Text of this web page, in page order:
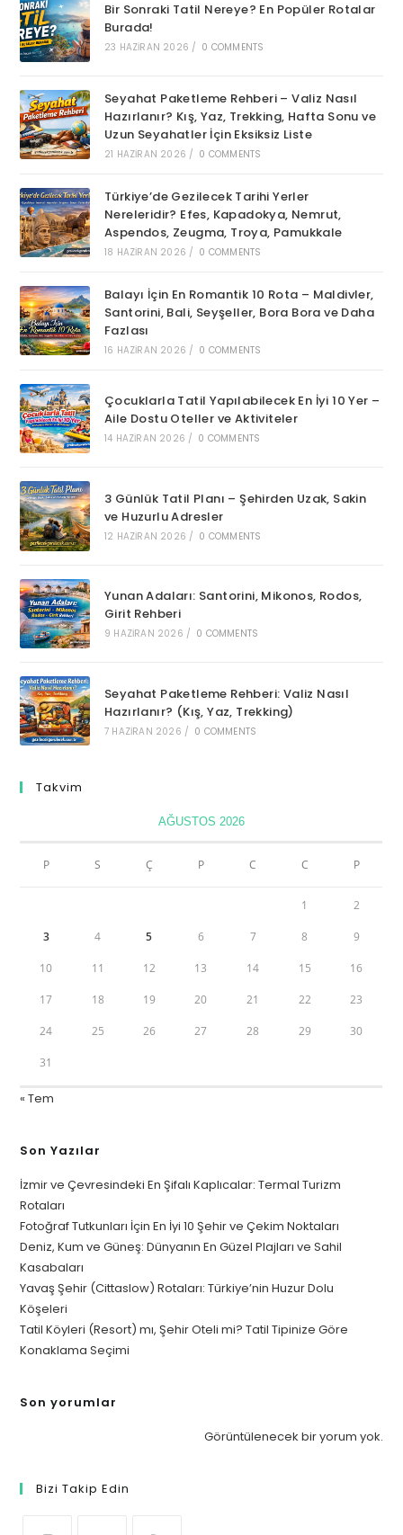
Bir Sonraki Tatil Nereye? En Popüler Rotalar
Burada!
23 HAZIRAN 2026 / 0 COMMENTS
Seyahat Paketleme Rehberi – Valiz Nasıl
Hazırlanır? Kış, Yaz, Trekking, Hafta Sonu ve
Uzun Seyahatler İçin Eksiksiz Liste
21 HAZIRAN 2026 / 0 COMMENTS
Türkiye’de Gezilecek Tarihi Yerler
Nereleridir? Efes, Kapadokya, Nemrut,
Aspendos, Zeugma, Troya, Pamukkale
18 HAZIRAN 2026 / 0 COMMENTS
Balayı İçin En Romantik 10 Rota – Maldivler,
Santorini, Bali, Seyşeller, Bora Bora ve Daha
Fazlası
16 HAZIRAN 2026 / 0 COMMENTS
Çocuklarla Tatil Yapılabilecek En İyi 10 Yer –
Aile Dostu Oteller ve Aktiviteler
14 HAZIRAN 2026 / 0 COMMENTS
3 Günlük Tatil Planı – Şehirden Uzak, Sakin
ve Huzurlu Adresler
12 HAZIRAN 2026 / 0 COMMENTS
Yunan Adaları: Santorini, Mikonos, Rodos,
Girit Rehberi
9 HAZIRAN 2026 / 0 COMMENTS
Seyahat Paketleme Rehberi: Valiz Nasıl
Hazırlanır? (Kış, Yaz, Trekking)
7 HAZIRAN 2026 / 0 COMMENTS
Takvim
AĞUSTOS 2026
P S Ç P C C P
1 2
3 4 5 6 7 8 9
10 11 12 13 14 15 16
17 18 19 20 21 22 23
24 25 26 27 28 29 30
31
« Tem
Son Yazılar
İzmir ve Çevresindeki En Şifalı Kaplıcalar: Termal Turizm
Rotaları
Fotoğraf Tutkunları İçin En İyi 10 Şehir ve Çekim Noktaları
Deniz, Kum ve Güneş: Dünyanın En Güzel Plajları ve Sahil
Kasabaları
Yavaş Şehir (Cittaslow) Rotaları: Türkiye’nin Huzur Dolu
Köşeleri
Tatil Köyleri (Resort) mı, Şehir Oteli mi? Tatil Tipinize Göre
Konaklama Seçimi
Son yorumlar
Görüntülenecek bir yorum yok.
Bizi Takip Edin